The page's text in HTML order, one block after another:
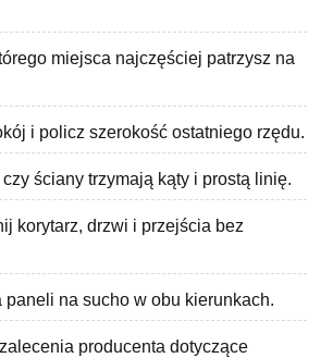
miejsca najczęściej patrzysz na
i policz szerokość ostatniego rzędu.
ściany trzymają kąty i prostą linię.
korytarz, drzwi i przejścia bez
paneli na sucho w obu kierunkach.
producenta dotyczące